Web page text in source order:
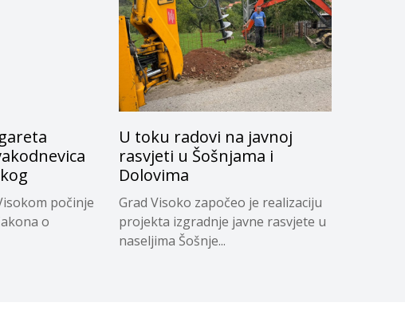
počinje
o
U toku radovi na javnoj
rasvjeti u Šošnjama i
Dolovima
Grad Visoko započeo je realizaciju
projekta izgradnje javne rasvjete u
naseljima Šošnje...